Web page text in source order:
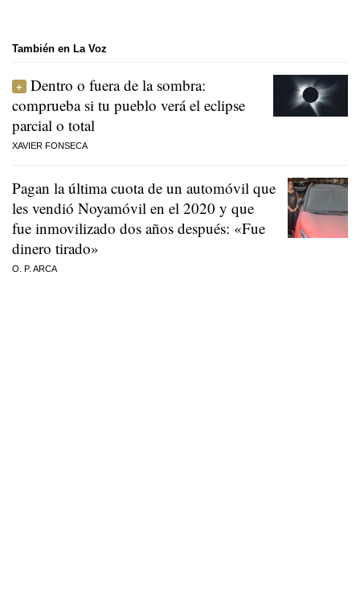
También en La Voz
Dentro o fuera de la sombra:
comprueba si tu pueblo verá el eclipse
parcial o total
XAVIER FONSECA
Pagan la última cuota de un automóvil que
les vendió Noyamóvil en el 2020 y que
fue inmovilizado dos años después: «Fue
dinero tirado»
O. P. ARCA